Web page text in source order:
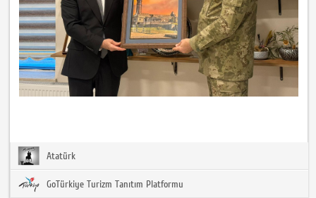
Atatürk
GoTürkiye Turizm Tanıtım Platformu